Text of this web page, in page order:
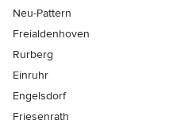
Neu-Pattern
Freialdenhoven
Rurberg
Einruhr
Engelsdorf
Friesenrath